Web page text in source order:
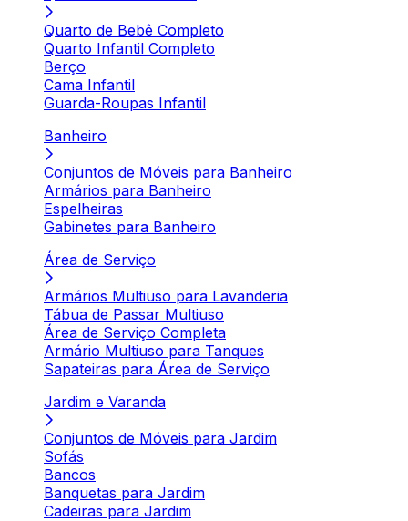
Quarto de Bebê Completo
Quarto Infantil Completo
Berço
Cama Infantil
Guarda-Roupas Infantil
Banheiro
Conjuntos de Móveis para Banheiro
Armários para Banheiro
Espelheiras
Gabinetes para Banheiro
Área de Serviço
Armários Multiuso para Lavanderia
Tábua de Passar Multiuso
Área de Serviço Completa
Armário Multiuso para Tanques
Sapateiras para Área de Serviço
Jardim e Varanda
Conjuntos de Móveis para Jardim
Sofás
Bancos
Banquetas para Jardim
Cadeiras para Jardim